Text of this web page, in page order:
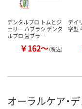
デンタルプロ トムとジ
ェリー ハブラシ デンタ
ルプロ 歯ブラ…
￥162～（税込）
デイ
字型
オーラルケア・